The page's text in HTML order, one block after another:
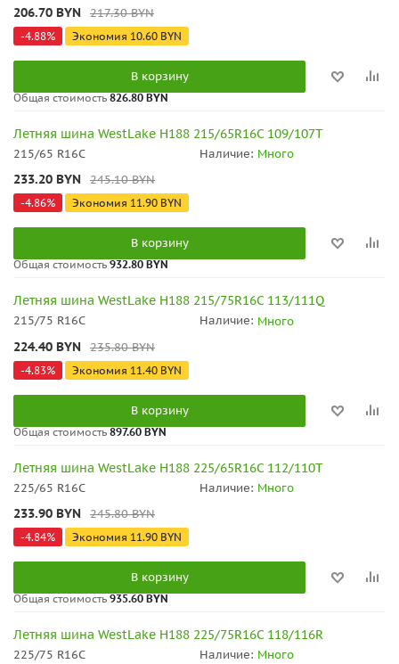
206.70 BYN 217.30BYN
-4.88% Экономия 10.60 BYN
В корзину
Общая стоимость 826.80 BYN
Летняя шина WestLake H188 215/65R16C 109/107T
215/65 R16C Наличие: Много
233.20 BYN 245.10BYN
-4.86% Экономия 11.90 BYN
В корзину
Общая стоимость 932.80 BYN
Летняя шина WestLake H188 215/75R16C 113/111Q
215/75 R16C Наличие: Много
224.40 BYN 235.80BYN
-4.83% Экономия 11.40 BYN
В корзину
Общая стоимость897.60 BYN
Летняя шина WestLake H188 225/65R16C 112/110T
225/65 R16C Наличие: Много
233.90 BYN 245.80BYN
-4.84% Экономия 11.90 BYN
В корзину
Общая стоимость935.60 BYN
Летняя шина WestLake H188 225/75R16C 118/116R
225/75 R16C Наличие: Много